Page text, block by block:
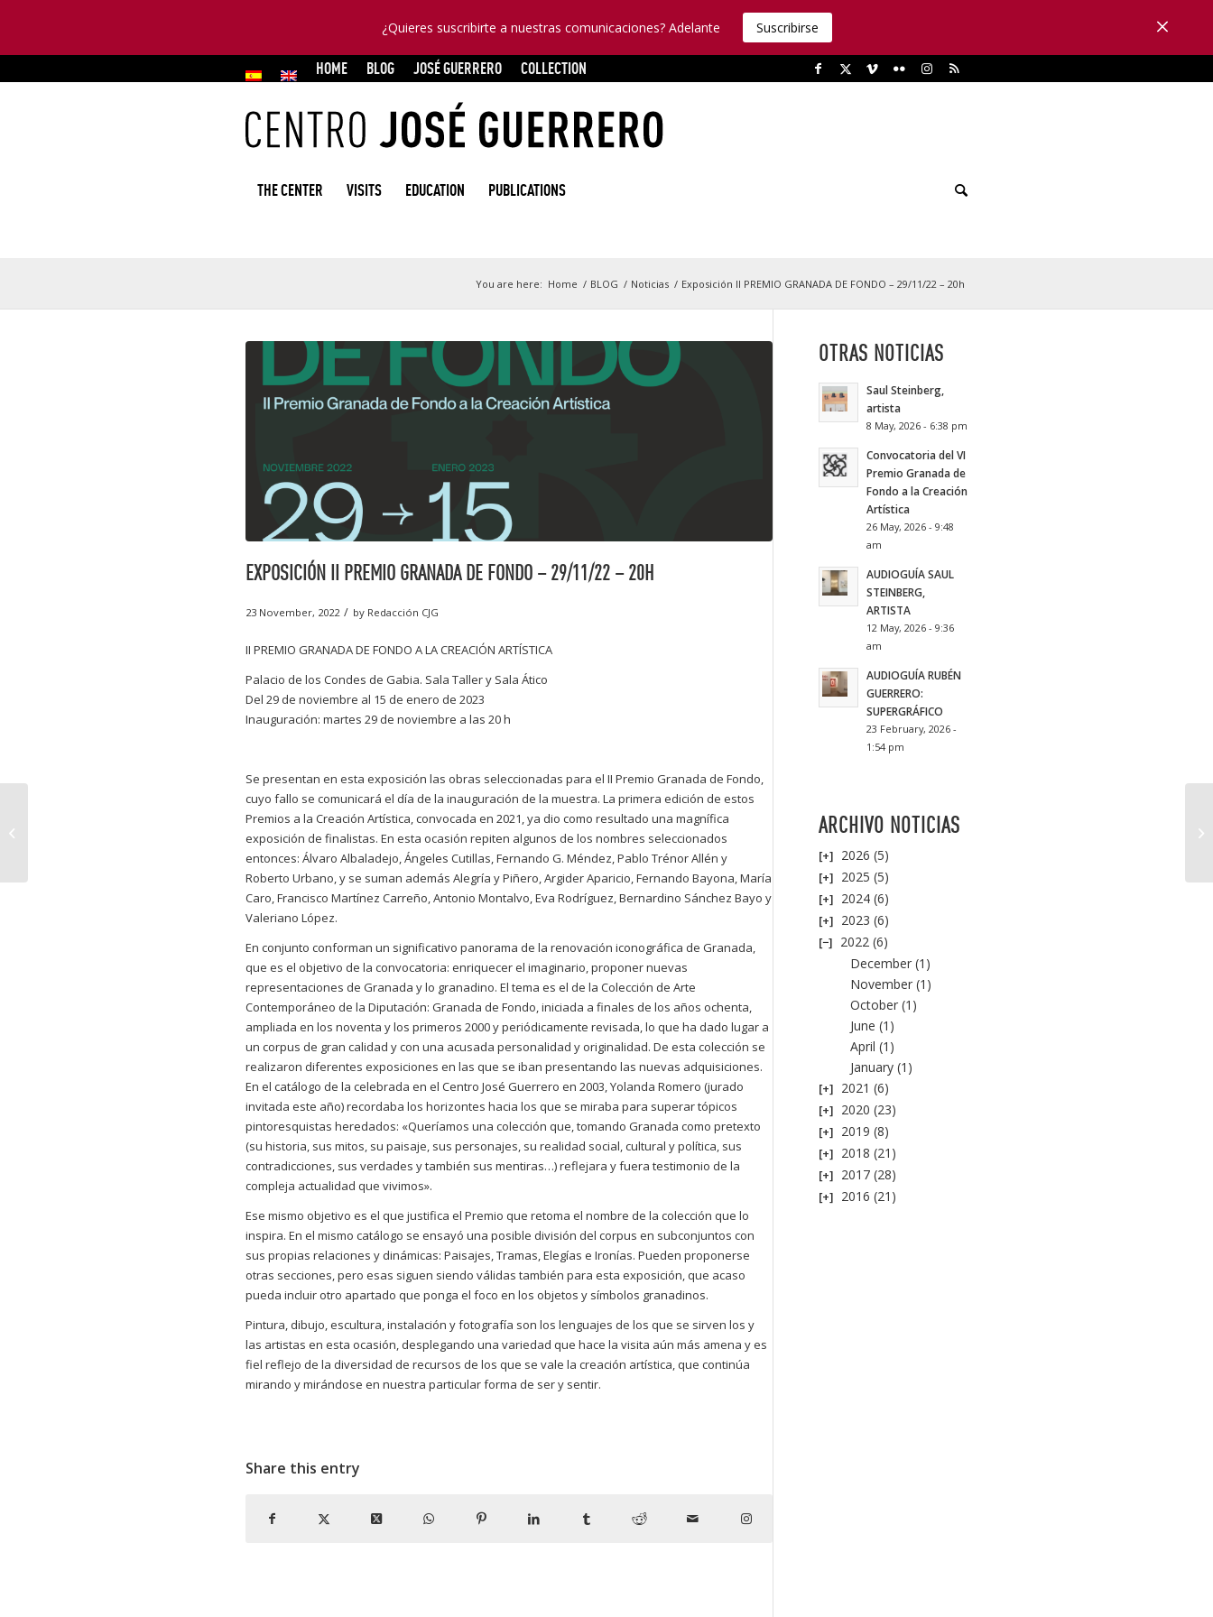
¿Quieres suscribirte a nuestras comunicaciones? Adelante Suscribirse
HOME BLOG JOSÉ GUERRERO COLLECTION
THE CENTER VISITS EDUCATION PUBLICATIONS
You are here: Home / BLOG / Noticias / Exposición II PREMIO GRANADA DE FONDO – 29/11/22 – 20h
EXPOSICIÓN II PREMIO GRANADA DE FONDO – 29/11/22 – 20H
23 November, 2022 / by Redacción CJG
II PREMIO GRANADA DE FONDO A LA CREACIÓN ARTÍSTICA
Palacio de los Condes de Gabia. Sala Taller y Sala Ático
Del 29 de noviembre al 15 de enero de 2023
Inauguración: martes 29 de noviembre a las 20 h
Se presentan en esta exposición las obras seleccionadas para el II Premio Granada de Fondo,
cuyo fallo se comunicará el día de la inauguración de la muestra. La primera edición de estos
Premios a la Creación Artística, convocada en 2021, ya dio como resultado una magnífica
exposición de finalistas. En esta ocasión repiten algunos de los nombres seleccionados
entonces: Álvaro Albaladejo, Ángeles Cutillas, Fernando G. Méndez, Pablo Trénor Allén y
Roberto Urbano, y se suman además Alegría y Piñero, Argider Aparicio, Fernando Bayona, María
Caro, Francisco Martínez Carreño, Antonio Montalvo, Eva Rodríguez, Bernardino Sánchez Bayo y
Valeriano López.
En conjunto conforman un significativo panorama de la renovación iconográfica de Granada,
que es el objetivo de la convocatoria: enriquecer el imaginario, proponer nuevas
representaciones de Granada y lo granadino. El tema es el de la Colección de Arte
Contemporáneo de la Diputación: Granada de Fondo, iniciada a finales de los años ochenta,
ampliada en los noventa y los primeros 2000 y periódicamente revisada, lo que ha dado lugar a
un corpus de gran calidad y con una acusada personalidad y originalidad. De esta colección se
realizaron diferentes exposiciones en las que se iban presentando las nuevas adquisiciones.
En el catálogo de la celebrada en el Centro José Guerrero en 2003, Yolanda Romero (jurado
invitada este año) recordaba los horizontes hacia los que se miraba para superar tópicos
pintoresquistas heredados: «Queríamos una colección que, tomando Granada como pretexto
(su historia, sus mitos, su paisaje, sus personajes, su realidad social, cultural y política, sus
contradicciones, sus verdades y también sus mentiras…) reflejara y fuera testimonio de la
compleja actualidad que vivimos».
Ese mismo objetivo es el que justifica el Premio que retoma el nombre de la colección que lo
inspira. En el mismo catálogo se ensayó una posible división del corpus en subconjuntos con
sus propias relaciones y dinámicas: Paisajes, Tramas, Elegías e Ironías. Pueden proponerse
otras secciones, pero esas siguen siendo válidas también para esta exposición, que acaso
pueda incluir otro apartado que ponga el foco en los objetos y símbolos granadinos.
Pintura, dibujo, escultura, instalación y fotografía son los lenguajes de los que se sirven los y
las artistas en esta ocasión, desplegando una variedad que hace la visita aún más amena y es
fiel reflejo de la diversidad de recursos de los que se vale la creación artística, que continúa
mirando y mirándose en nuestra particular forma de ser y sentir.
Share this entry
OTRAS NOTICIAS
Saul Steinberg,
artista
8 May, 2026 - 6:38 pm
Convocatoria del VI
Premio Granada de
Fondo a la Creación
Artística
26 May, 2026 - 9:48
am
AUDIOGUÍA SAUL
STEINBERG,
ARTISTA
12 May, 2026 - 9:36
am
AUDIOGUÍA RUBÉN
GUERRERO:
SUPERGRÁFICO
23 February, 2026 -
1:54 pm
ARCHIVO NOTICIAS
2026 (5)
2025 (5)
2024 (6)
2023 (6)
2022 (6)
December (1)
November (1)
October (1)
June (1)
April (1)
January (1)
2021 (6)
2020 (23)
2019 (8)
2018 (21)
2017 (28)
2016 (21)